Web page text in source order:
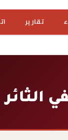
تقارير
الثائر